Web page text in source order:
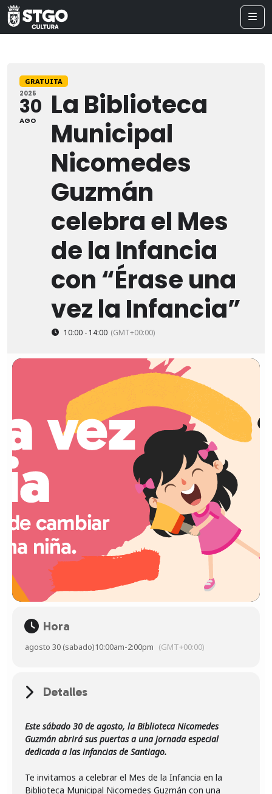
GRATUITA
2025
30
AGO
La Biblioteca
Municipal
Nicomedes
Guzmán
celebra el Mes
de la Infancia
con “Érase una
vez la Infancia”
10:00 - 14:00 (GMT+00:00)
Hora
agosto 30 (sabado)10:00am-2:00pm (GMT+00:00)
Detalles
Este sábado 30 de agosto, la Biblioteca Nicomedes
Guzmán abrirá sus puertas a una jornada especial
dedicada a las infancias de Santiago.
Te invitamos a celebrar el Mes de la Infancia en la
Biblioteca Municipal Nicomedes Guzmán con una